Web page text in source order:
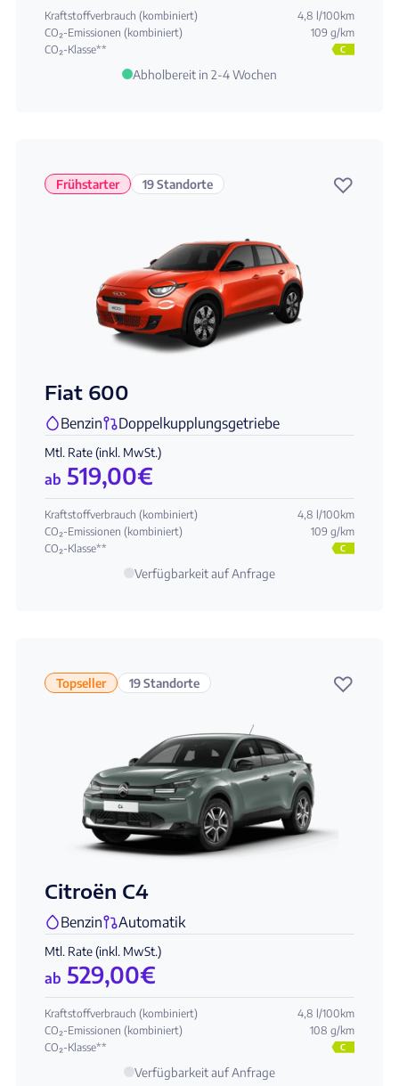
Kraftstoffverbrauch (kombiniert)
4,8 l/100km
CO₂-Emissionen (kombiniert)
109 g/km
CO₂-Klasse**
C
Abholbereit in 2-4 Wochen
Frühstarter 19 Standorte ♡
Fiat 600
Benzin Doppelkupplungsgetriebe
Mtl. Rate (inkl. MwSt.)
ab 519,00€
Kraftstoffverbrauch (kombiniert)
4,8 l/100km
CO₂-Emissionen (kombiniert)
109 g/km
CO₂-Klasse**
C
Verfügbarkeit auf Anfrage
Topseller 19 Standorte ♡
Citroën C4
Benzin Automatik
Mtl. Rate (inkl. MwSt.)
ab 529,00€
Kraftstoffverbrauch (kombiniert)
4,8 l/100km
CO₂-Emissionen (kombiniert)
108 g/km
CO₂-Klasse**
C
Verfügbarkeit auf Anfrage